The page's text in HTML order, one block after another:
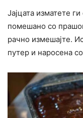
Јајцата изматете
помешано со
рачно измешајте.
путер и наросена